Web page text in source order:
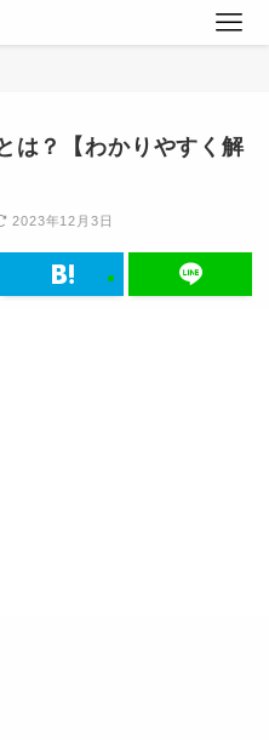
は？【わかりやすく解
2023年12月3日